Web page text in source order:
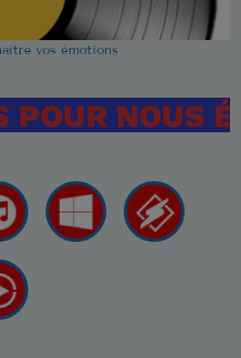
vos émotions
POUR NOUS